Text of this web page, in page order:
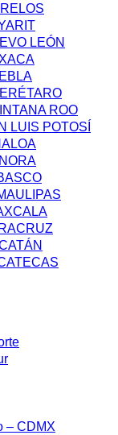
LEÓN
ROO
LUIS POTOSÍ
– CDMX